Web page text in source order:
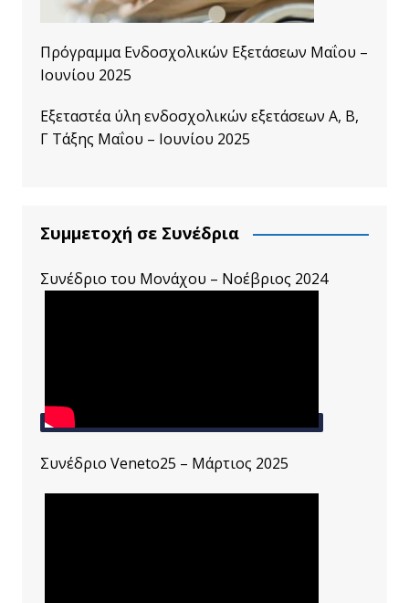
Πρόγραμμα Ενδοσχολικών Εξετάσεων Μαΐου –
Ιουνίου 2025
Εξεταστέα ύλη ενδοσχολικών εξετάσεων A, B,
Γ Τάξης Μαΐου – Ιουνίου 2025
Συμμετοχή σε Συνέδρια
Συνέδριο του Μονάχου – Νοέβριος 2024
Συνέδριο Veneto25 – Μάρτιος 2025